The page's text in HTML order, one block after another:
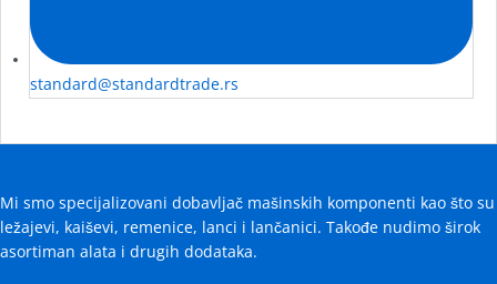
standard@standardtrade.rs
Mi smo specijalizovani dobavljač mašinskih komponenti kao što su
ležajevi, kaiševi, remenice, lanci i lančanici. Takođe nudimo širok
asortiman alata i drugih dodataka.